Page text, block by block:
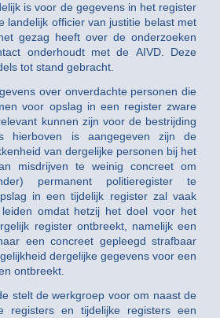
is voor de gegevens in het register
landelijk officier van justitie belast met
gezag heeft over de onderzoeken
onderhoudt met de AIVD. Deze
tot stand gebracht.
over onverdachte personen die
voor opslag in een register zware
kunnen zijn voor de bestrijding
hierboven is aangegeven zijn de
van dergelijke personen bij het
misdrijven te weinig concreet om
permanent politieregister te
in een tijdelijk register zal vaak
omdat hetzij het doel voor het
register ontbreekt, namelijk een
een concreet gepleegd strafbaar
dergelijke gegevens voor een
ontbreekt.
stelt de werkgroep voor om naast de
registers en tijdelijke registers een